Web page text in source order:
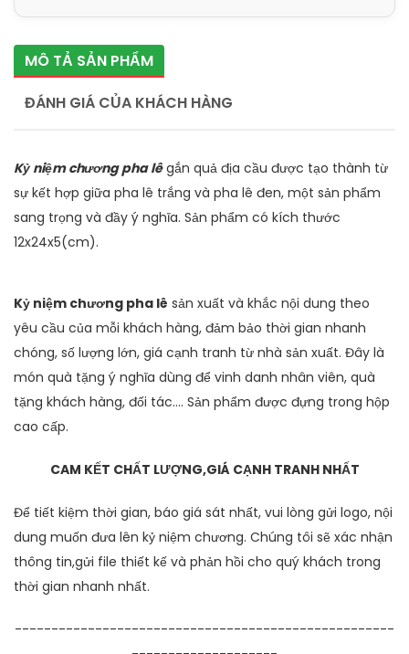
MÔ TẢ SẢN PHẨM
ĐÁNH GIÁ CỦA KHÁCH HÀNG
Kỷ niệm chương pha lêgắn quả địa cầu được tạo thành từ
sự kết hợp giữa pha lê trắng và pha lê đen, một sản phẩm
sang trọng và đầy ý nghĩa. Sản phẩm có kích thước
12x24x5(cm).
Kỷ niệm chương pha lê sản xuất và khắc nội dung theo
yêu cầu của mỗi khách hàng, đảm bảo thời gian nhanh
chóng, số lượng lớn, giá cạnh tranh từ nhà sản xuất. Đây là
món quà tặng ý nghĩa dùng để vinh danh nhân viên, quà
tặng khách hàng, đối tác…. Sản phẩm được đựng trong hộp
cao cấp.
CAM KẾT CHẤT LƯỢNG,GIÁ CẠNH TRANH NHẤT
Để tiết kiệm thời gian, báo giá sát nhất, vui lòng gửi logo, nội
dung muốn đưa lên kỷ niệm chương. Chúng tôi sẽ xác nhận
thông tin,gửi file thiết kế và phản hồi cho quý khách trong
thời gian nhanh nhất.
----------------------------------------------------